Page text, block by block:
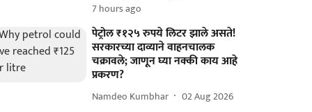
7 hours ago
पेट्रोल ₹१२५ रुपये लिटर झाले असते!
सरकारच्या दाव्याने वाहनचालक
चक्रावले; जाणून घ्या नक्की काय आहे
प्रकरण?
Namdeo Kumbhar 02 Aug 2026